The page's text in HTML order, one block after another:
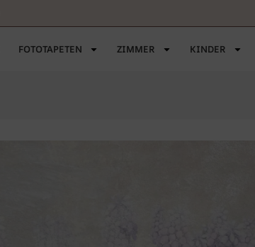
FOTOTAPETEN ZIMMER KINDER